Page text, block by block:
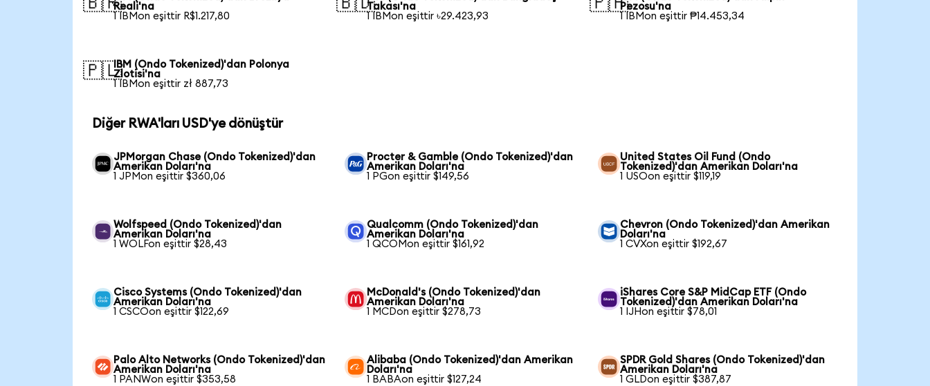
Reali'na
1 IBMon eşittir R$1.217,80
Takası'na
1 IBMon eşittir ৳29.423,93
Pezosu'na
1 IBMon eşittir ₱14.453,34
🇵🇱IBM (Ondo Tokenized)'dan Polonya
Zlotisi'na
1 IBMon eşittir zł 887,73
Diğer RWA'ları USD'ye dönüştür
JPMorgan Chase (Ondo Tokenized)'dan
Amerikan Doları'na
1 JPMon eşittir $360,06
Procter & Gamble (Ondo Tokenized)'dan
Amerikan Doları'na
1 PGon eşittir $149,56
United States Oil Fund (Ondo
Tokenized)'dan Amerikan Doları'na
1 USOon eşittir $119,19
Wolfspeed (Ondo Tokenized)'dan
Amerikan Doları'na
1 WOLFon eşittir $28,43
Qualcomm (Ondo Tokenized)'dan
Amerikan Doları'na
1 QCOMon eşittir $161,92
Chevron (Ondo Tokenized)'dan Amerikan
Doları'na
1 CVXon eşittir $192,67
Cisco Systems (Ondo Tokenized)'dan
Amerikan Doları'na
1 CSCOon eşittir $122,69
McDonald's (Ondo Tokenized)'dan
Amerikan Doları'na
1 MCDon eşittir $278,73
iShares Core S&P MidCap ETF (Ondo
Tokenized)'dan Amerikan Doları'na
1 IJHon eşittir $78,01
Palo Alto Networks (Ondo Tokenized)'dan
Amerikan Doları'na
1 PANWon eşittir $353,58
Alibaba (Ondo Tokenized)'dan Amerikan
Doları'na
1 BABAon eşittir $127,24
SPDR Gold Shares (Ondo Tokenized)'dan
Amerikan Doları'na
1 GLDon eşittir $387,87